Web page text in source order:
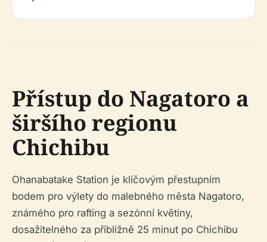
Přístup do Nagatoro a
širšího regionu
Chichibu
Ohanabatake Station je klíčovým přestupním
bodem pro výlety do malebného města Nagatoro,
známého pro rafting a sezónní květiny,
dosažitelného za přibližně 25 minut po Chichibu